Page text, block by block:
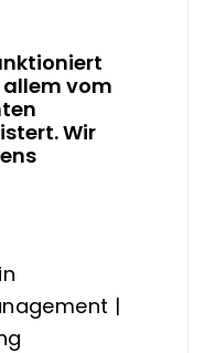
allem vom
Wir
|